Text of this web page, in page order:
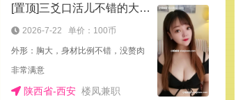
[置顶]三爻口活儿不错的大胸小姐姐
2026-7-22 单价：100币
外形：胸大，身材比例不错，没赘肉
非常满意
陕西省-西安楼凤兼职